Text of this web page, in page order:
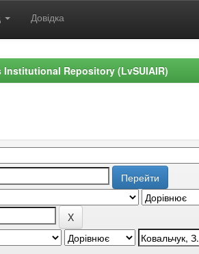
Довідка
Repository (LvSUIAIR)